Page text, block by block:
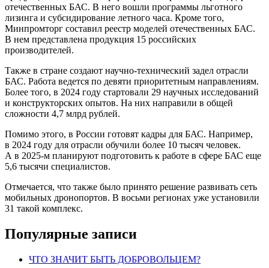
отечественных БАС. В него вошли программы льготного
лизинга и субсидирование летного часа. Кроме того,
Минпромторг составил реестр моделей отечественных БАС.
В нем представлена продукция 15 российских
производителей.
Также в стране создают научно-технический задел отрасли
БАС. Работа ведется по девяти приоритетным направлениям.
Более того, в 2024 году стартовали 29 научных исследований
и конструкторских опытов. На них направили в общей
сложности 4,7 млрд рублей.
Помимо этого, в России готовят кадры для БАС. Например,
в 2024 году для отрасли обучили более 10 тысяч человек.
А в 2025-м планируют подготовить к работе в сфере БАС еще
5,6 тысячи специалистов.
Отмечается, что также было принято решение развивать сеть
мобильных дронопортов. В восьми регионах уже установили
31 такой комплекс.
Популярные записи
ЧТО ЗНАЧИТ БЫТЬ ДОБРОВОЛЬЦЕМ?